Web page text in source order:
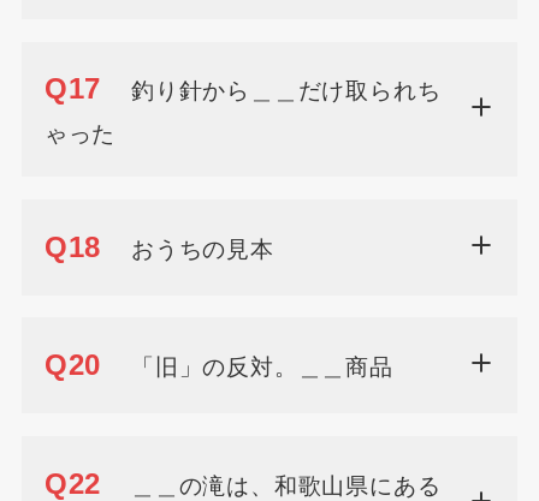
Q17
釣り針から＿＿だけ取られち
ゃった
Q18 おうちの見本
Q20 「旧」の反対。＿＿商品
Q22
＿＿の滝は、和歌山県にある